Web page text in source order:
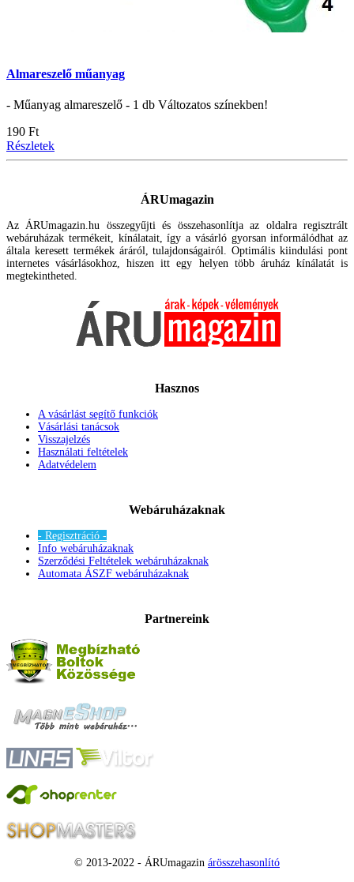
Almareszelő műanyag
- Műanyag almareszelő - 1 db Változatos színekben!
190 Ft
Részletek
ÁRUmagazin
Az ÁRUmagazin.hu összegyűjti és összehasonlítja az oldalra regisztrált
webáruházak termékeit, kínálatait, így a vásárló gyorsan informálódhat az
általa keresett termékek áráról, tulajdonságairól. Optimális kiindulási pont
internetes vásárlásokhoz, hiszen itt egy helyen több áruház kínálatát is
megtekintheted.
Hasznos
A vásárlást segítő funkciók
Vásárlási tanácsok
Visszajelzés
Használati feltételek
Adatvédelem
Webáruházaknak
- Regisztráció -
Info webáruházaknak
Szerződési Feltételek webáruházaknak
Automata ÁSZF webáruházaknak
Partnereink
© 2013-2022 - ÁRUmagazin árösszehasonlító